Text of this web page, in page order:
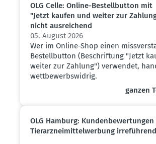
OLG Celle: Online-Bestell­button mit
"Jetzt kaufen und weiter zur
nicht ausrei­chend
05. August 2026
Wer im Online-Shop einen
Bestellbutton (Beschriftung "Jetzt
weiter zur Zahlung") verwendet,
wettbewerbswidrig.
ganzen
OLG Hamburg: Kunden­be­wer­tungen
Tierarz­nei­mit­tel­werbung irreführend